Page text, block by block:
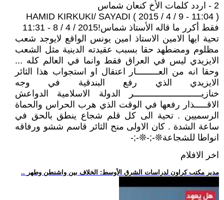
2 - اردد كلمات الأخ كنعان شماس
HAMID KIRKUKI/ SAYADI ( 2015 / 4 / 9 - 11:04 )
فقط أكرر ما قاله الأستاذ شماس!2015 / 4 / 8 - 11:31
تحية ايها الامين الاستاذ امين يونس الواقع لايوجد شعب
مظلوم ومضطهد حقا بسبب عقيدته الدينية مثل الشعب
الايزيدي ليس في العراق فقط وانما في العالم كله ...
وحقا انه من العـــــــــار اعتقال او استجواب هذا الثائر
الايزيدي الذي رفع البندقية في وجه
خنازيـــــــــــــــــــــــــــر الدولة الاسلامية الدواعش
الاقـــــذار رفعها في الوقت الذي هرب الحراس والحماة
الرسميين . تحية الى كل قلم شجاع ينطق بالحق في
ساعة الشدة . كان الاولى منح الثائر قاسم ششو ورفاقه
انواطا للشجاعة❊-;-❊-;-
اخر الافلام
.. مدير مكتب كراون لدراسات الشرق الأوسط: الخلاف بين واشنطن وطهر